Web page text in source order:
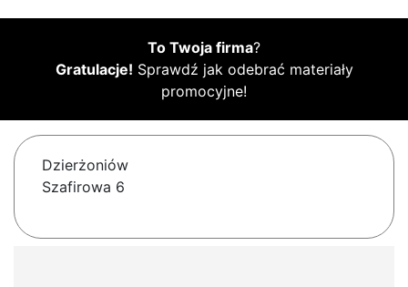
To Twoja firma?
Gratulacje! Sprawdź jak odebrać materiały
promocyjne!
Dzierżoniów
Szafirowa 6